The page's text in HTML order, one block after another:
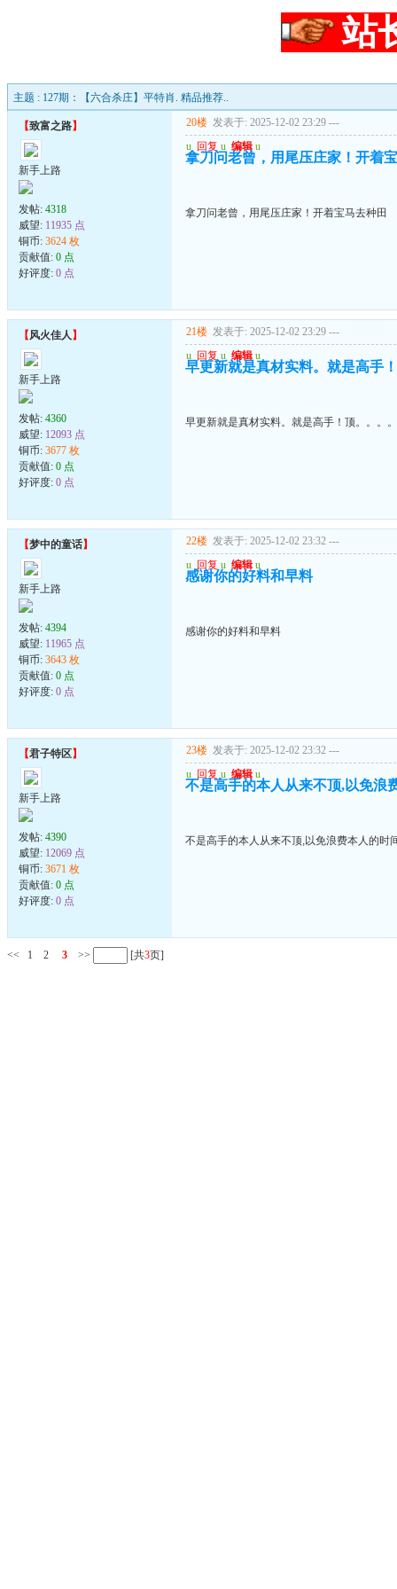
站
主题 : 127期：【六合杀庄】平特肖. 精品推荐..
【致富之路】
新手上路
发帖: 4318
威望: 11935 点
铜币: 3624 枚
贡献值: 0 点
好评度: 0 点
20楼 发表于: 2025-12-02 23:29 ---
u 回复 u 编辑 u
拿刀问老曾，用尾压庄家！开着
拿刀问老曾，用尾压庄家！开着宝马去种田
【风火佳人 】
新手上路
发帖: 4360
威望: 12093 点
铜币: 3677 枚
贡献值: 0 点
好评度: 0 点
21楼 发表于: 2025-12-02 23:29 ---
u 回复 u 编辑 u
早更新就是真材实料。就是高手
早更新就是真材实料。就是高手！顶。。。
【梦中的童话】
新手上路
发帖: 4394
威望: 11965 点
铜币: 3643 枚
贡献值: 0 点
好评度: 0 点
22楼 发表于: 2025-12-02 23:32 ---
u 回复 u 编辑 u
感谢你的好料和早料
感谢你的好料和早料
【君子特区】
新手上路
发帖: 4390
威望: 12069 点
铜币: 3671 枚
贡献值: 0 点
好评度: 0 点
23楼 发表于: 2025-12-02 23:32 ---
u 回复 u 编辑 u
不是高手的本人从来不顶,以免浪
不是高手的本人从来不顶,以免浪费本人的时
<< 1 2 3 >> [共3页]